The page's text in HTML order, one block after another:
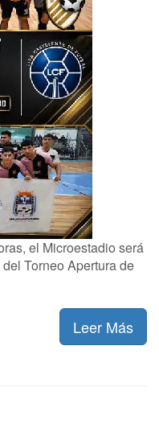
el Microestadio será
Torneo Apertura de
Leer Más